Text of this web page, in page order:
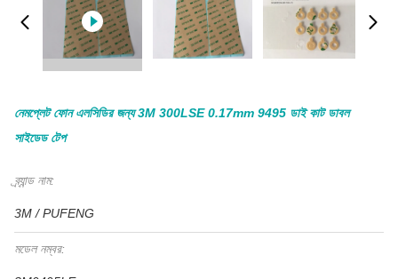
নেমপ্লেট ফোন এলসিডির জন্য 3M 300LSE 0.17mm 9495 ডাই কাট ডাবল
সাইডেড টেপ
ব্র্যান্ড নাম:
3M / PUFENG
মডেল নম্বর: